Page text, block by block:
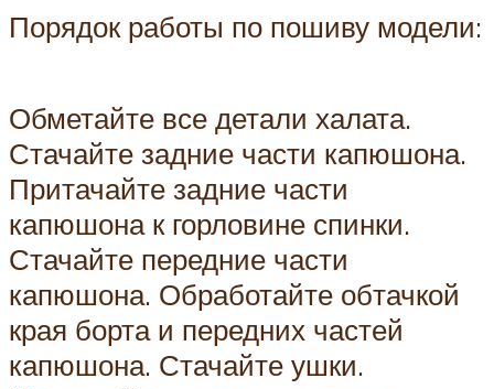
Порядок работы по пошиву модели:
Обметайте все детали халата.
Стачайте задние части капюшона.
Притачайте задние части
капюшона к горловине спинки.
Стачайте передние части
капюшона. Обработайте обтачкой
края борта и передних частей
капюшона. Стачайте ушки.